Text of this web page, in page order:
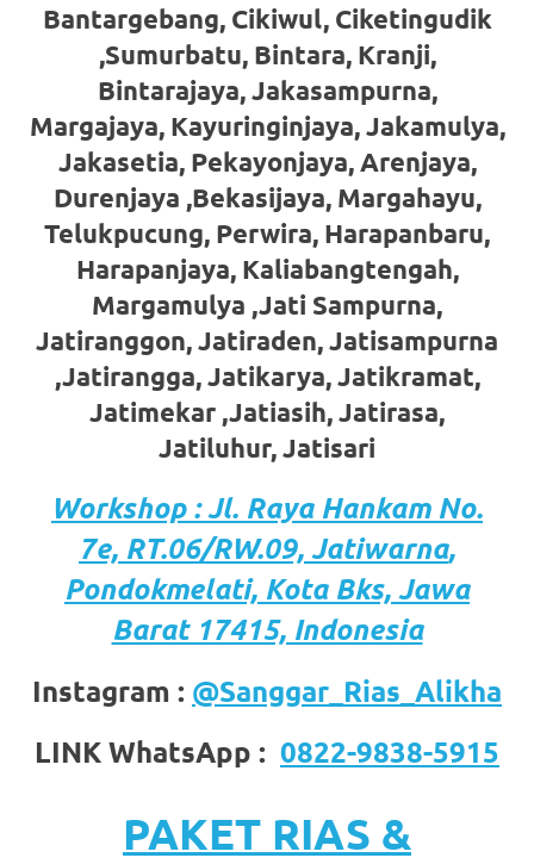
80%
Discount
replica
watches.
click
fake
watches.
Get
https://www.stockswatches.com
anchor
https://
this
right
Bantargebang, Cikiwul, Ciketingudik
,Sumurbatu, Bintara, Kranji,
Bintarajaya, Jakasampurna,
Margajaya, Kayuringinjaya, Jakamulya,
Jakasetia, Pekayonjaya, Arenjaya,
Durenjaya ,Bekasijaya, Margahayu,
Telukpucung, Perwira, Harapanbaru,
Harapanjaya, Kaliabangtengah,
Margamulya ,Jati Sampurna,
Jatiranggon, Jatiraden, Jatisampurna
,Jatirangga, Jatikarya, Jatikramat,
Jatimekar ,Jatiasih, Jatirasa,
Jatiluhur, Jatisari
Workshop : Jl. Raya HankamNo.
7e, RT.06/RW.09, Jatiwarna,
Pondokmelati, KotaBks, Jawa
Barat 17415, Indonesia
Instagram : @Sanggar_Rias_Alikha
LINK WhatsApp : 0822-9838-5915
PAKET RIAS &